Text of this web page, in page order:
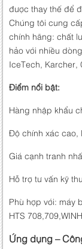
được thay thế để
Chúng tôi cung
chính hãng: chất
hảo với nhiều
IceTech, Karcher,
Điểm nổi bật:
Hàng nhập khẩu
Độ chính xác cao,
Giá cạnh tranh
Hỗ trợ tư vấn kỹ
Phù hợp với: máy
HTS
Ứng dụng –